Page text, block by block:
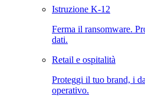
Istruzione K-12
Ferma il ransomware.
dati.
Retail e ospitalità
Proteggi il tuo brand, i
operativo.